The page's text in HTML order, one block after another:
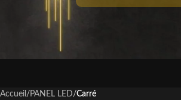
Accueil / PANEL LED/Carré